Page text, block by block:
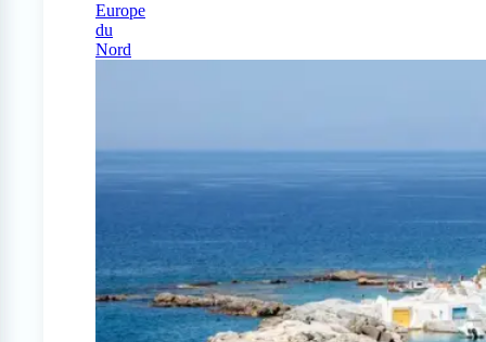
Europe
du
Nord